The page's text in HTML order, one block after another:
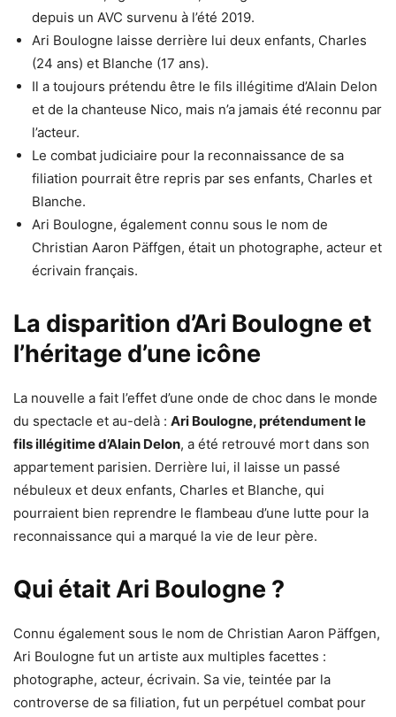
depuis un AVC survenu à l’été 2019.
Ari Boulogne laisse derrière lui deux enfants, Charles
(24 ans) et Blanche (17 ans).
Il a toujours prétendu être le fils illégitime d’Alain Delon
et de la chanteuse Nico, mais n’a jamais été reconnu par
l’acteur.
Le combat judiciaire pour la reconnaissance de sa
filiation pourrait être repris par ses enfants, Charles et
Blanche.
Ari Boulogne, également connu sous le nom de
Christian Aaron Päffgen, était un photographe, acteur et
écrivain français.
La disparition d’Ari Boulogne et
l’héritage d’une icône
La nouvelle a fait l’effet d’une onde de choc dans le monde
du spectacle et au-delà : Ari Boulogne, prétendument le
fils illégitime d’Alain Delon, a été retrouvé mort dans son
appartement parisien. Derrière lui, il laisse un passé
nébuleux et deux enfants, Charles et Blanche, qui
pourraient bien reprendre le flambeau d’une lutte pour la
reconnaissance qui a marqué la vie de leur père.
Qui était Ari Boulogne ?
Connu également sous le nom de Christian Aaron Päffgen,
Ari Boulogne fut un artiste aux multiples facettes :
photographe, acteur, écrivain. Sa vie, teintée par la
controverse de sa filiation, fut un perpétuel combat pour